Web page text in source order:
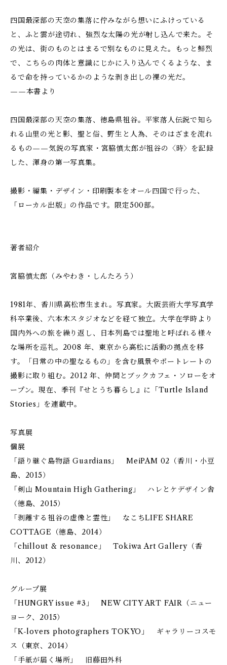
四国最深部の天空の集落に佇みながら想いにふけっている
と、ふと雲が途切れ、強烈な太陽の光が射し込んで来た。そ
の光は、街のものとはまるで別なものに見えた。もっと鮮烈
で、こちらの肉体と意識にじかに入り込んでくるような、ま
るで命を持っているかのような剥き出しの裸の光だ。
——本書より
四国最深部の天空の集落、徳島県祖谷。平家落人伝説で知ら
れる山里の光と影、聖と俗、野生と人為、そのはざまを流れ
るもの——気鋭の写真家・宮脇慎太郎が祖谷の〈時〉を記録
した、渾身の第一写真集。
撮影・編集・デザイン・印刷製本をオール四国で行った、
「ローカル出版」の作品です。限定500部。
著者紹介
宮脇慎太郎（みやわき・しんたろう）
1981年、香川県高松市生まれ。写真家。大阪芸術大学写真学
科卒業後、六本木スタジオなどを経て独立。大学在学時より
国内外への旅を繰り返し、日本列島では聖地と呼ばれる様々
な場所を巡礼。2008 年、東京から高松に活動の拠点を移
す。「日常の中の聖なるもの」を含む風景やポートレートの
撮影に取り組む。2012 年、仲間とブックカフェ・ソローをオ
ープン。現在、季刊『せとうち暮らし』に「Turtle Island
Stories」を連載中。
写真展
個展
「語り継ぐ島物語 Guardians」 MeiPAM 02（香川・小豆
島、2015）
「剣山 Mountain High Gathering」 ハレとケデザイン舎
（徳島、2015）
「剥離する祖谷の虚像と霊性」 なこちLIFE SHARE
COTTAGE（徳島、2014）
「chillout & resonance」 Tokiwa Art Gallery（香
川、2012）
グループ展
「HUNGRY issue #3」 NEW CITY ART FAIR（ニュー
ヨーク、2015）
「K-lovers photographers TOKYO」 ギャラリーコスモ
ス（東京、2014）
「手紙が届く場所」 旧藤田外科